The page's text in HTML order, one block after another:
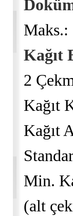
Maks.:
Kağıt
2
Kağıt
Kağıt
Min.
(alt